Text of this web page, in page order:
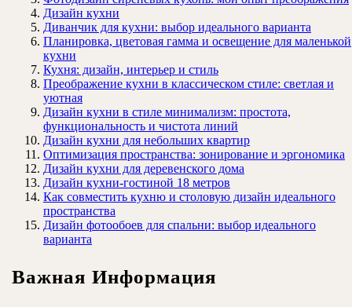
Дизайн кухни
Диванчик для кухни: выбор идеального варианта
Планировка, цветовая гамма и освещение для маленькой
кухни
Кухня: дизайн, интерьер и стиль
Преображение кухни в классическом стиле: светлая и
уютная
Дизайн кухни в стиле минимализм: простота,
функциональность и чистота линий
Дизайн кухни для небольших квартир
Оптимизация пространства: зонирование и эргономика
Дизайн кухни для деревенского дома
Дизайн кухни-гостиной 18 метров
Как совместить кухню и столовую дизайн идеального
пространства
Дизайн фотообоев для спальни: выбор идеального
варианта
Важная Информация